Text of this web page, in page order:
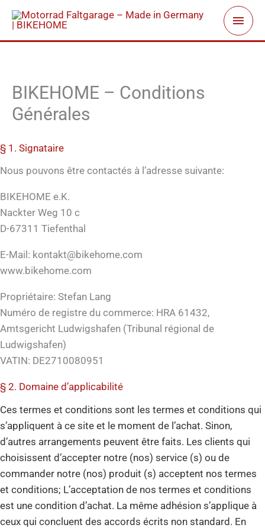
Zum
Inhalt
springen
BIKEHOME – Conditions
Générales
§ 1. Signataire
Nous pouvons être contactés à l’adresse suivante:
BIKEHOME e.K.
Nackter Weg 10 c
D-67311 Tiefenthal
E-Mail: kontakt@bikehome.com
www.bikehome.com
Propriétaire: Stefan Lang
Numéro de registre du commerce: HRA 61432,
Amtsgericht Ludwigshafen (Tribunal régional de
Ludwigshafen)
VATIN: DE2710080951
§ 2. Domaine d’applicabilité
Ces termes et conditions sont les termes et conditions qui
s’appliquent à ce site et le moment de l’achat. Sinon,
d’autres arrangements peuvent être faits. Les clients qui
choisissent d’accepter notre (nos) service (s) ou de
commander notre (nos) produit (s) acceptent nos termes
et conditions; L’acceptation de nos termes et conditions
est une condition d’achat. La même adhésion s’applique à
ceux qui concluent des accords écrits non standard. En